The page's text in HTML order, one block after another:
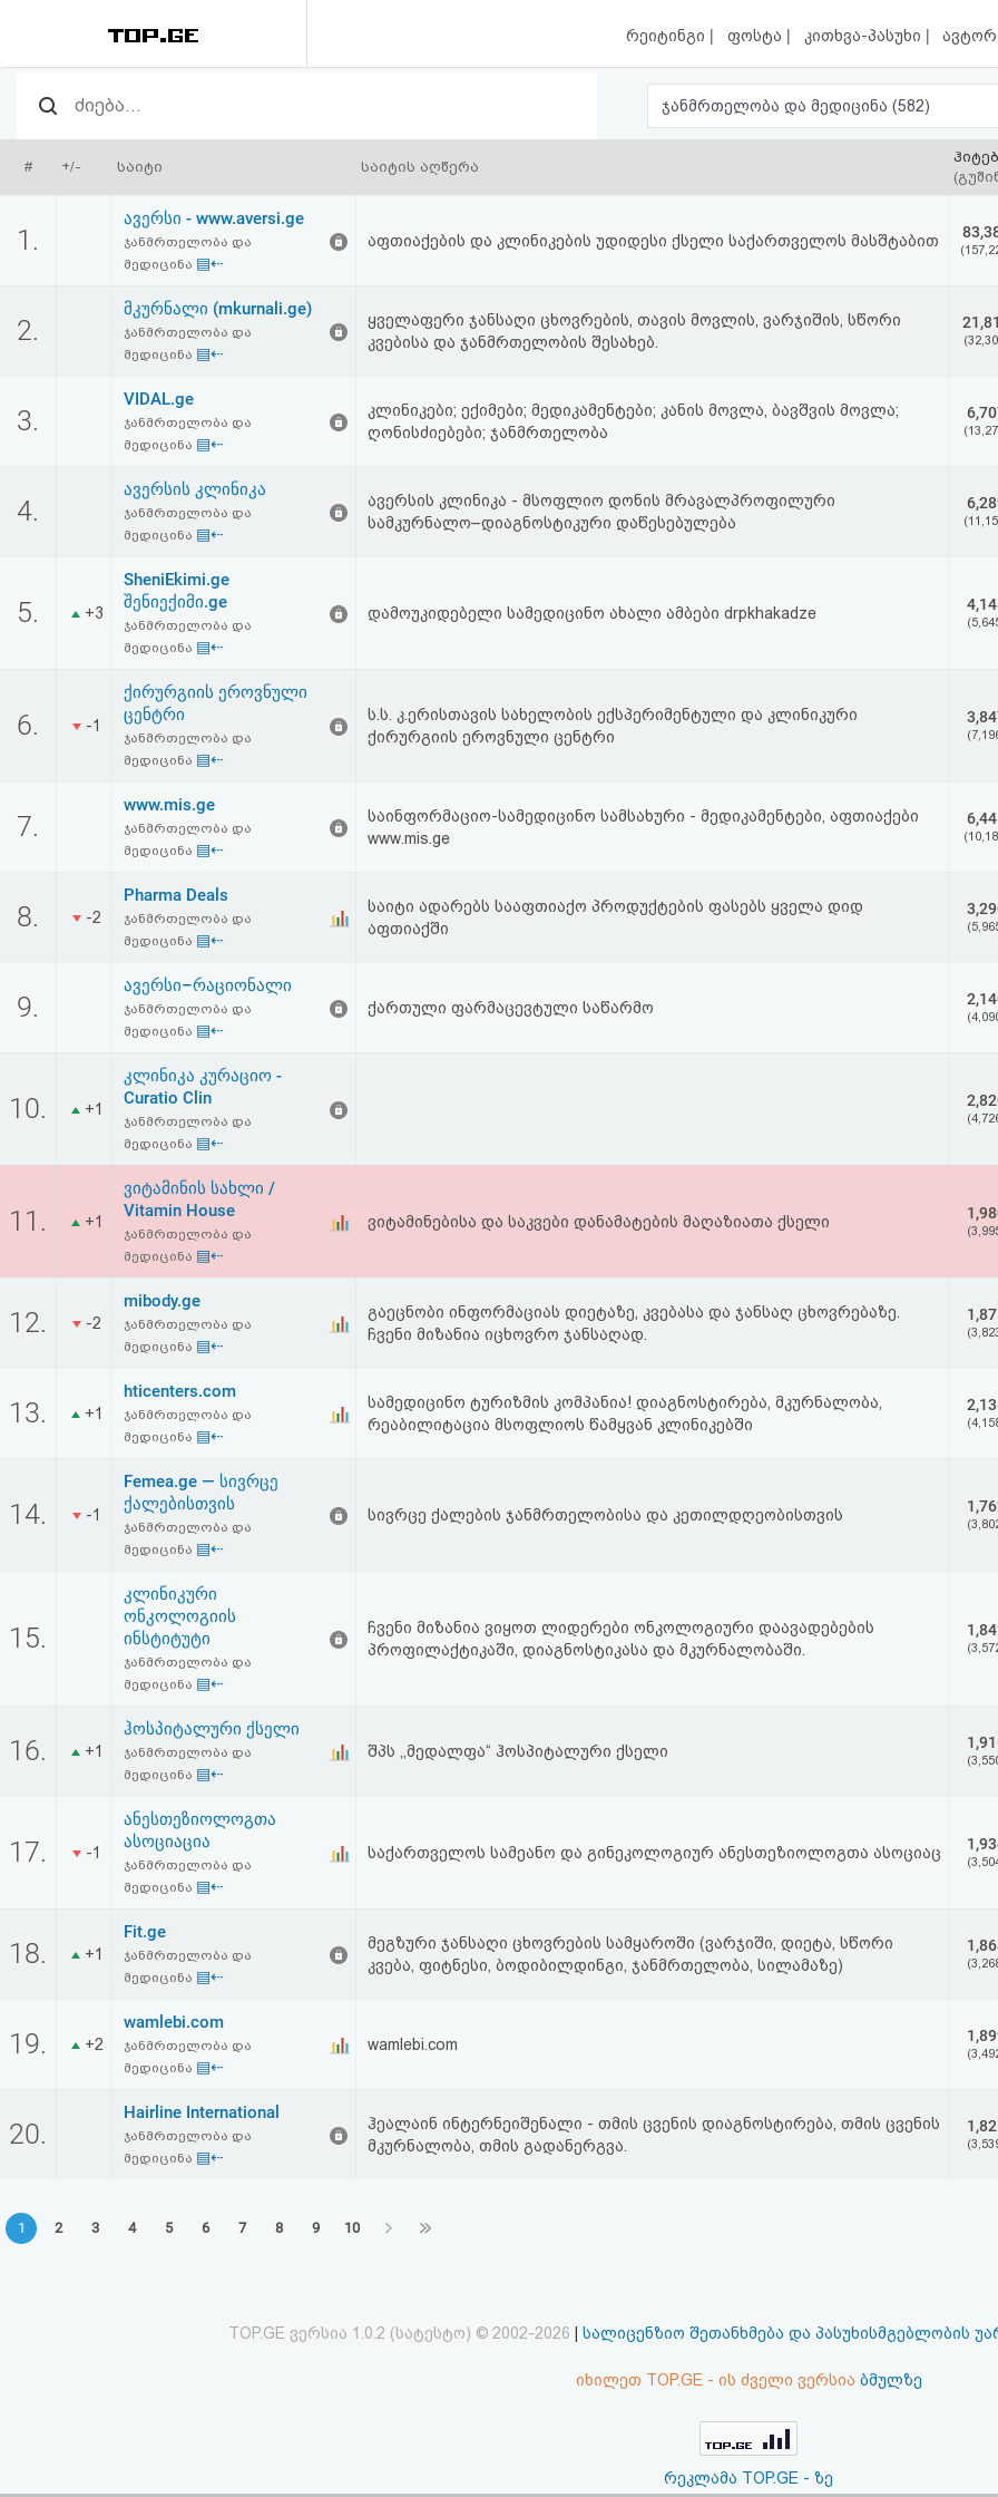
რეიტინგი | ფოსტა | კითხვა-პასუხი |
რეიტინგი
(მთავარი)
ფოსტა
კითხვა-
ავტორიზაცია
რეგისტრაცია
აღდგენა
კოდი
შეთანხმება
პასუხისმგებლობის
უარყოფა
ჯანმრთელობა და მედიცინა (582)
# +/- საიტი საიტის აღწერა
1.
ავერსი - www.aversi.ge
ჯანმრთელობა და
მედიცინა ▤⇠
აფთიაქების და კლინიკების უდიდესი ქსელი საქართველოს მასშტაბით
2.
მკურნალი (mkurnali.ge)
ჯანმრთელობა და
მედიცინა ▤⇠
ყველაფერი ჯანსაღი ცხოვრების, თავის მოვლის, ვარჯიშის, სწორი
კვებისა და ჯანმრთელობის შესახებ.
3.
VIDAL.ge
ჯანმრთელობა და
მედიცინა ▤⇠
კლინიკები; ექიმები; მედიკამენტები; კანის მოვლა, ბავშვის მოვლა;
ღონისძიებები; ჯანმრთელობა
4.
ავერსის კლინიკა
ჯანმრთელობა და
მედიცინა ▤⇠
ავერსის კლინიკა - მსოფლიო დონის მრავალპროფილური
სამკურნალო–დიაგნოსტიკური დაწესებულება
5. +3
SheniEkimi.ge
შენიექიმი.ge
ჯანმრთელობა და
მედიცინა ▤⇠
დამოუკიდებელი სამედიცინო ახალი ამბები drpkhakadze
6. -1
ქირურგიის ეროვნული
ცენტრი
ჯანმრთელობა და
მედიცინა ▤⇠
ს.ს. კ.ერისთავის სახელობის ექსპერიმენტული და კლინიკური
ქირურგიის ეროვნული ცენტრი
7.
www.mis.ge
ჯანმრთელობა და
მედიცინა ▤⇠
საინფორმაციო-სამედიცინო სამსახური - მედიკამენტები, აფთიაქები
www.mis.ge
8. -2
Pharma Deals
ჯანმრთელობა და
მედიცინა ▤⇠
საიტი ადარებს სააფთიაქო პროდუქტების ფასებს ყველა დიდ
აფთიაქში
9.
ავერსი–რაციონალი
ჯანმრთელობა და
მედიცინა ▤⇠
ქართული ფარმაცევტული საწარმო
10. +1
კლინიკა კურაციო -
Curatio Clin
ჯანმრთელობა და
მედიცინა ▤⇠
11. +1
ვიტამინის სახლი /
Vitamin House
ჯანმრთელობა და
მედიცინა ▤⇠
ვიტამინებისა და საკვები დანამატების მაღაზიათა ქსელი
12. -2
mibody.ge
ჯანმრთელობა და
მედიცინა ▤⇠
გაეცნობი ინფორმაციას დიეტაზე, კვებასა და ჯანსაღ ცხოვრებაზე.
ჩვენი მიზანია იცხოვრო ჯანსაღად.
13. +1
hticenters.com
ჯანმრთელობა და
მედიცინა ▤⇠
სამედიცინო ტურიზმის კომპანია! დიაგნოსტირება, მკურნალობა,
რეაბილიტაცია მსოფლიოს წამყვან კლინიკებში
14. -1
Femea.ge — სივრცე
ქალებისთვის
ჯანმრთელობა და
მედიცინა ▤⇠
სივრცე ქალების ჯანმრთელობისა და კეთილდღეობისთვის
15.
კლინიკური
ონკოლოგიის
ინსტიტუტი
ჯანმრთელობა და
მედიცინა ▤⇠
ჩვენი მიზანია ვიყოთ ლიდერები ონკოლოგიური დაავადებების
პროფილაქტიკაში, დიაგნოსტიკასა და მკურნალობაში.
16. +1
ჰოსპიტალური ქსელი
ჯანმრთელობა და
მედიცინა ▤⇠
შპს ,,მედალფა“ ჰოსპიტალური ქსელი
17. -1
ანესთეზიოლოგთა
ასოციაცია
ჯანმრთელობა და
მედიცინა ▤⇠
საქართველოს სამეანო და გინეკოლოგიურ ანესთეზიოლოგთა ასოციაც
18. +1
Fit.ge
ჯანმრთელობა და
მედიცინა ▤⇠
მეგზური ჯანსაღი ცხოვრების სამყაროში (ვარჯიში, დიეტა, სწორი
კვება, ფიტნესი, ბოდიბილდინგი, ჯანმრთელობა, სილამაზე)
19. +2
wamlebi.com
ჯანმრთელობა და
მედიცინა ▤⇠
wamlebi.com
20.
Hairline International
ჯანმრთელობა და
მედიცინა ▤⇠
ჰეალაინ ინტერნეიშენალი - თმის ცვენის დიაგნოსტირება, თმის ცვენის
მკურნალობა, თმის გადანერგვა.
1 2 3 4 5 6 7 8 9 10
TOP.GE ვერსია 1.0.2 (სატესტო) © 2002-2026 სალიცენზიო შეთანხმება და პასუხისმგებლობის
იხილეთ TOP.GE - ის ძველი ვერსია ბმულზე
რეკლამა TOP.GE - ზე